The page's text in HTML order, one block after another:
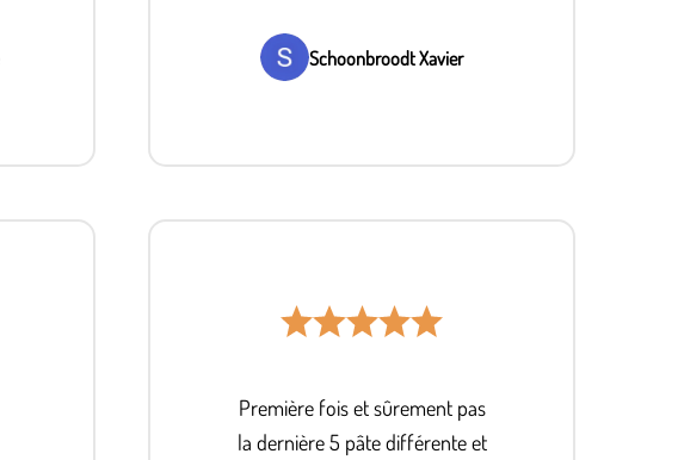
Schoonbroodt Xavier
Première fois et sûrement pas
la dernière 5 pâte différente et